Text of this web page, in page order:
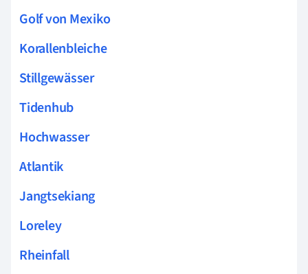
Golf von Mexiko
Korallenbleiche
Stillgewässer
Tidenhub
Hochwasser
Atlantik
Jangtsekiang
Loreley
Rheinfall